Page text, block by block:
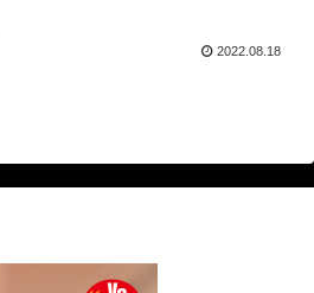
2022.08.18